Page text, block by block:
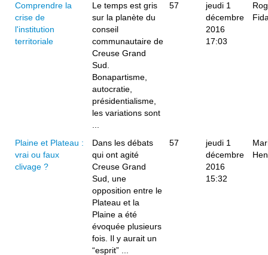
Comprendre la
crise de
l'institution
territoriale
Le temps est gris
sur la planète du
conseil
communautaire de
Creuse Grand
Sud.
Bonapartisme,
autocratie,
présidentialisme,
les variations sont
57
jeudi 1
décembre
2016
17:03
Plaine et Plateau :
vrai ou faux
clivage ?
Dans les débats
qui ont agité
Creuse Grand
Sud, une
opposition entre le
Plateau et la
Plaine a été
évoquée plusieurs
fois. Il y aurait un
“esprit” ...
57
jeudi 1
décembre
2016
15:32